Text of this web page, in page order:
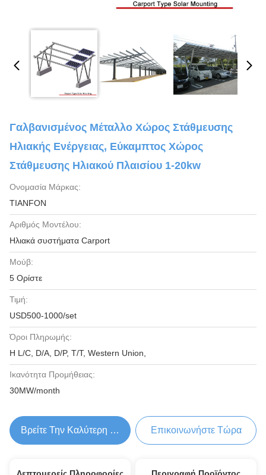
Γαλβανισμένος Μέταλλο Χώρος Στάθμευσης
Ηλιακής Ενέργειας, Εύκαμπτος Χώρος
Στάθμευσης Ηλιακού Πλαισίου 1-20kw
Ονομασία Μάρκας:
TIANFON
Αριθμός Μοντέλου:
Ηλιακά συστήματα Carport
Μούβ:
5 Ορίστε
Τιμή:
USD500-1000/set
Όροι Πληρωμής:
Η L/C, D/A, D/P, T/T, Western Union,
Ικανότητα Προμήθειας:
30MW/month
Βρείτε Την Καλύτερη Τιμή Επικοινωνήστε Τώρα